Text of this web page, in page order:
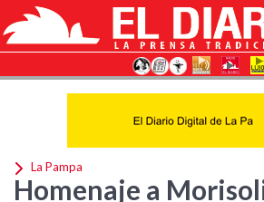
La Pampa
Homenaje a